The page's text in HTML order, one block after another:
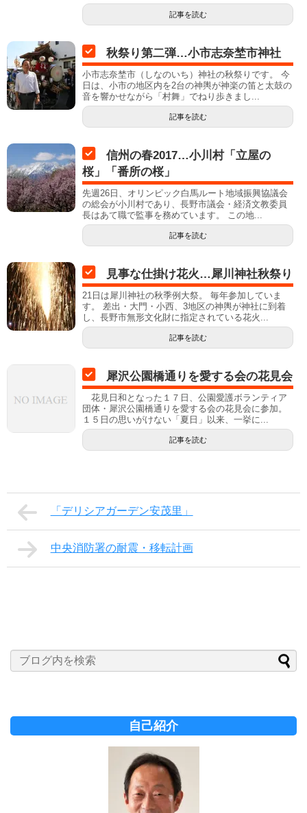
記事を読む
秋祭り第二弾…小市志奈埜市神社
小市志奈埜市（しなのいち）神社の秋祭りです。 今
日は、小市の地区内を2台の神輿が神楽の笛と太鼓の
音を響かせながら「村舞」でねり歩きまし...
記事を読む
信州の春2017…小川村「立屋の
桜」「番所の桜」
先週26日、オリンピック白馬ルート地域振興協議会
の総会が小川村であり、長野市議会・経済文教委員
長はあて職で監事を務めています。 この地...
記事を読む
見事な仕掛け花火…犀川神社秋祭り
21日は犀川神社の秋季例大祭。 毎年参加していま
す。 差出・大門・小西、3地区の神輿が神社に到着
し、長野市無形文化財に指定されている花火...
記事を読む
犀沢公園橋通りを愛する会の花見会
花見日和となった１７日、公園愛護ボランティア
団体・犀沢公園橋通りを愛する会の花見会に参加。
１５日の思いがけない「夏日」以来、一挙に...
記事を読む
「デリシアガーデン安茂里」
中央消防署の耐震・移転計画
自己紹介